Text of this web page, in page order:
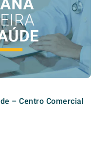
– Centro Comercial